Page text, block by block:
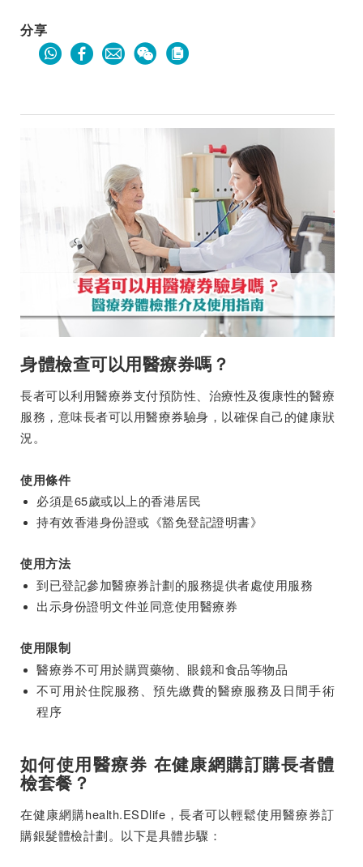
分享
身體檢查可以用醫療券嗎？
長者可以利用醫療券支付預防性、治療性及復康性的醫療
服務，意味長者可以用醫療券驗身，以確保自己的健康狀
況。
使用條件
必須是65歲或以上的香港居民
持有效香港身份證或《豁免登記證明書》
使用方法
到已登記參加醫療券計劃的服務提供者處使用服務
出示身份證明文件並同意使用醫療券
使用限制
醫療券不可用於購買藥物、眼鏡和食品等物品
不可用於住院服務、預先繳費的醫療服務及日間手術
程序
如何使用醫療券 在健康網購訂購長者體
檢套餐？
在健康網購health.ESDlife，長者可以輕鬆使用醫療券訂
購銀髮體檢計劃。以下是具體步驟：